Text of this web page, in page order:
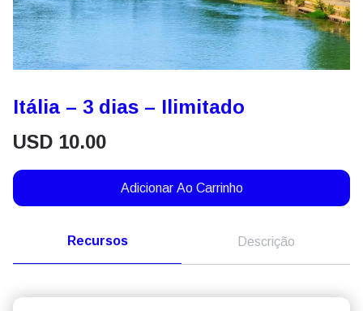
Itália – 3 dias – Ilimitado
USD 10.00
Adicionar Ao Carrinho
Recursos Descrição